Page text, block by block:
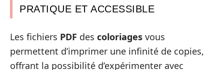
PRATIQUE ET ACCESSIBLE
Les fichiers PDF des coloriages vous
permettent d’imprimer une infinité de copies,
offrant la possibilité d’expérimenter avec